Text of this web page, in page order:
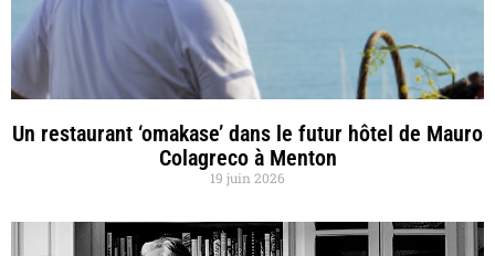
Un restaurant ‘omakase’ dans le futur hôtel de Mauro
Colagreco à Menton
19 juin 2026